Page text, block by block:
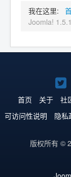
我在这里:
Joomla!
首页 关于 社
可访问性说明
隐私
版权所有 ©